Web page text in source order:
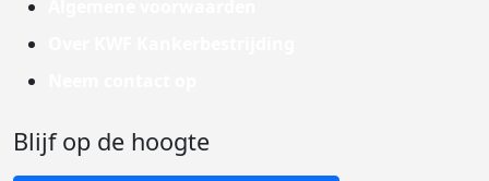
Blijf op de hoogte